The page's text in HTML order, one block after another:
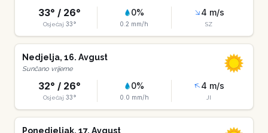
33° / 26°
Osjećaj 33°
0%
0.2 mm/h
4 m/s
SZ
Nedjelja, 16. Avgust
Sunčano vrijeme
32° / 26°
Osjećaj 33°
0%
0.0 mm/h
4 m/s
JI
Ponedjeljak, 17. Avgust